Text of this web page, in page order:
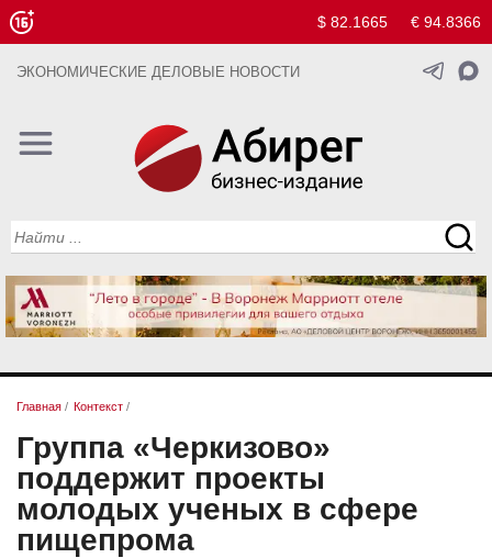
$ 82.1665 € 94.8366
ЭКОНОМИЧЕСКИЕ ДЕЛОВЫЕ НОВОСТИ
Главная / Контекст /
Группа «Черкизово»
поддержит проекты
молодых ученых в сфере
пищепрома